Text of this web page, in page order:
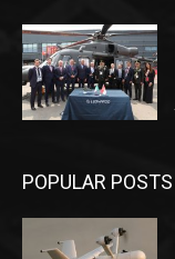
POPULAR POSTS